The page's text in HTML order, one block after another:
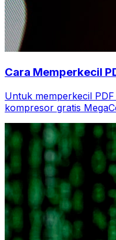
Cara Memperkecil
Untuk memperkecil
kompresor gratis